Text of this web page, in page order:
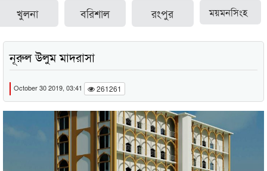
খুলনা বরিশাল রংপুর ময়মনসিংহ
নূরুল উলুম মাদরাসা
October 30 2019, 03:41 261261